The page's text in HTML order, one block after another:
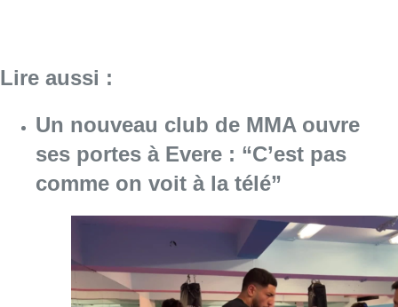
08 août 2026Consulter l'article "Un nouveau club de